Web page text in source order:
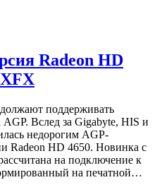
Radeon HD
поддерживать
Вслед за Gigabyte, HIS и
недорогим AGP-
Radeon HD 4650. Новинка с
на подключение к
на печатной…